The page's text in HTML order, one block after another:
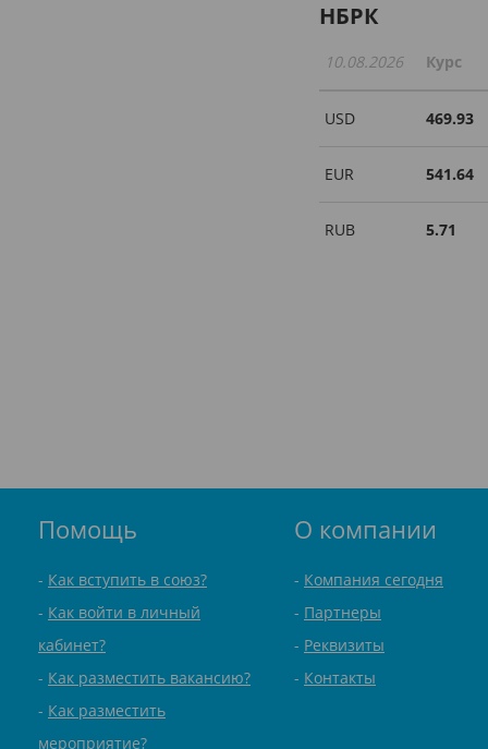
НБРК
10.08.2026 Курс
USD 469.93
EUR 541.64
RUB 5.71
Помощь
Как вступить в союз?
Как войти в личный
кабинет?
Как разместить вакансию?
Как разместить
мероприятие?
О компании
Компания сегодня
Партнеры
Реквизиты
Контакты